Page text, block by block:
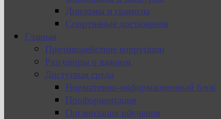
Дипломы и грамоты
Спортивные достижения
Главная
Противодействие коррупции
Разговоры о важном
Доступная среда
Нормативно-информационный блок
Профориентация
Организация обучения